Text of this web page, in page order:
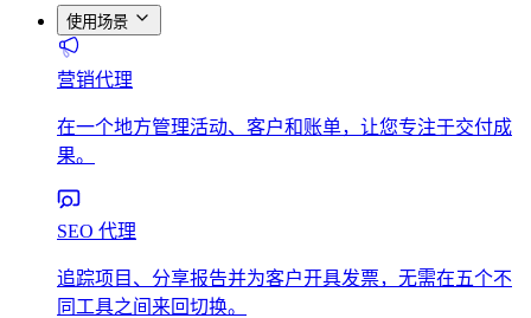
使用场景
营销代理
在一个地方管理活动、客户和账单，让您专注于交付成
果。
SEO 代理
追踪项目、分享报告并为客户开具发票，无需在五个不
同工具之间来回切换。